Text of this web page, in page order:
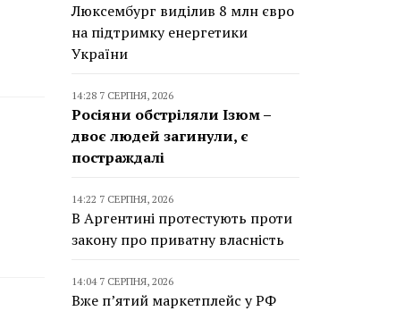
Люксембург виділив 8 млн євро
на підтримку енергетики
України
14:28 7 СЕРПНЯ, 2026
Росіяни обстріляли Ізюм –
двоє людей загинули, є
постраждалі
14:22 7 СЕРПНЯ, 2026
В Аргентині протестують проти
закону про приватну власність
14:04 7 СЕРПНЯ, 2026
Вже п’ятий маркетплейс у РФ